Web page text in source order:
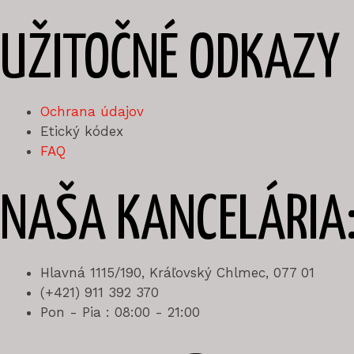
UŽITOČNÉ ODKAZY
Ochrana údajov
Etický kódex
FAQ
NAŠA
Hlavná 1115/190, Kráľovský Chlmec, 077 01
(+421) 911 392 370
Pon - Pia : 08:00 - 21:00